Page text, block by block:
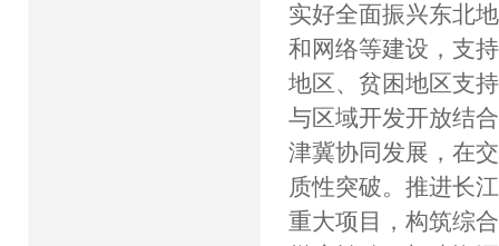
实好全面振兴东北
和网络等建设，支
地区、贫困地区支
与区域开发开放结
津冀协同发展，在
质性突破。推进长
重大项目，构筑综